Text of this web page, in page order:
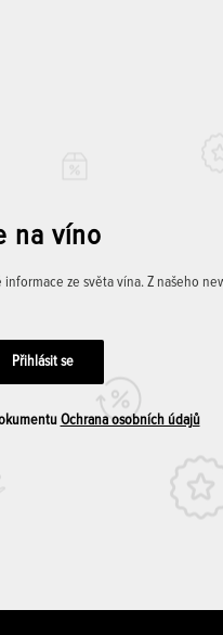
na víno
ze světa vína. Z našeho
Ochrana osobních údajů